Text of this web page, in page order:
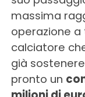
massima
operazione
calciatore
già
pronto un